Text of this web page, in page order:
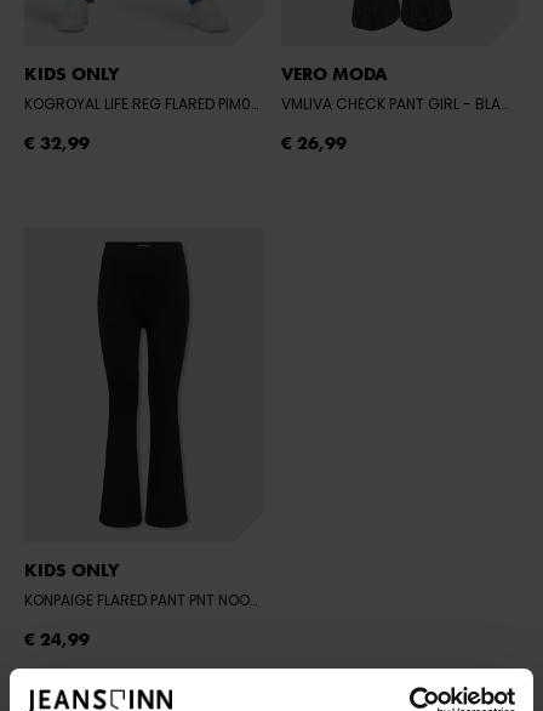
KIDS ONLY
KOGROYAL LIFE REG FLARED PIM020 NOO - LIGHT BLUE DENIM
€ 32,99
VERO MODA
VMLIVA CHECK PANT GIRL - BLACK/COATED
€ 26,99
KIDS ONLY
KONPAIGE FLARED PANT PNT NOOS - BLACK
€ 24,99